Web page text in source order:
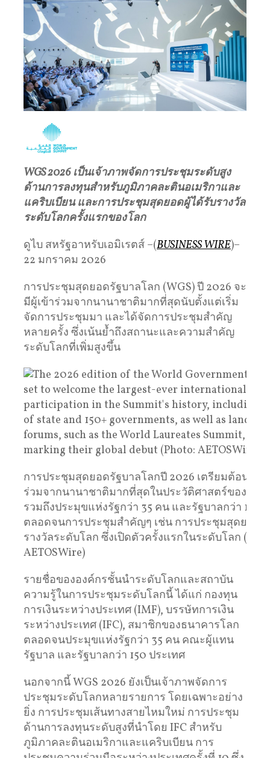
WGS 2026 เป็นเจ้าภาพจัดการประชุมระดับสูง
ด้านการลงทุนสำหรับภูมิภาคละตินอเมริกาและ
แคริบเบียน และการประชุมสุดยอดผู้ได้รับรางวัล
ระดับโลกครั้งแรกของโลก
ดูไบ สหรัฐอาหรับเอมิเรตส์ –(BUSINESS WIRE)–
22 มกราคม 2026
การประชุมสุดยอดรัฐบาลโลก (WGS) ปี 2026 จะ
มีผู้เข้าร่วมจากนานาชาติมากที่สุดนับตั้งแต่เริ่ม
จัดการประชุมมา และได้จัดการประชุมสำคัญ
หลายครั้ง ซึ่งเน้นย้ำถึงสถานะและความสำคัญ
ระดับโลกที่เพิ่มสูงขึ้น
การประชุมสุดยอดรัฐบาลโลกปี 2026 เตรียมต้อนรับก
ร่วมจากนานาชาติมากที่สุดในประวัติศาสตร์ของการ
รวมถึงประมุขแห่งรัฐกว่า 35 คน และรัฐบาลกว่า 150
ตลอดจนการประชุมสำคัญๆ เช่น การประชุมสุดยอดผู้
รางวัลระดับโลก ซึ่งเปิดตัวครั้งแรกในระดับโลก (ภาพ:
AETOSWire)
รายชื่อขององค์กรชั้นนำระดับโลกและสถาบัน
ความรู้ในการประชุมระดับโลกนี้ ได้แก่ กองทุน
การเงินระหว่างประเทศ (IMF), บรรษัทการเงิน
ระหว่างประเทศ (IFC), สมาชิกของธนาคารโลก
ตลอดจนประมุขแห่งรัฐกว่า 35 คน คณะผู้แทน
รัฐบาล และรัฐบาลกว่า 150 ประเทศ
นอกจากนี้ WGS 2026 ยังเป็นเจ้าภาพจัดการ
ประชุมระดับโลกหลายรายการ โดยเฉพาะอย่าง
ยิ่ง การประชุมเส้นทางสายไหมใหม่ การประชุม
ด้านการลงทุนระดับสูงที่นำโดย IFC สำหรับ
ภูมิภาคละตินอเมริกาและแคริบเบียน การ